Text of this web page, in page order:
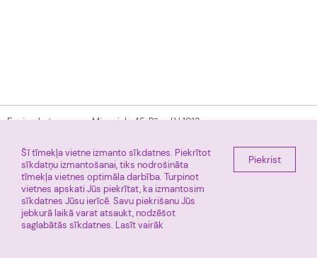
Šī tīmekļa vietne izmanto sīkdatnes. Piekrītot
sīkdatņu izmantošanai, tiks nodrošināta
tīmekļa vietnes optimāla darbība. Turpinot
vietnes apskati Jūs piekrītat, ka izmantosim
sīkdatnes Jūsu ierīcē. Savu piekrišanu Jūs
jebkurā laikā varat atsaukt, nodzēšot
saglabātās sīkdatnes. Lasīt vairāk
Piekrist
E-pieraksts
Miera iela 45, Rīga, LV 1013
Tūre
Rīgas Dzemdību nams © 2026
Informācija atjaunota: 2026.gada 5.augustā, 15:11